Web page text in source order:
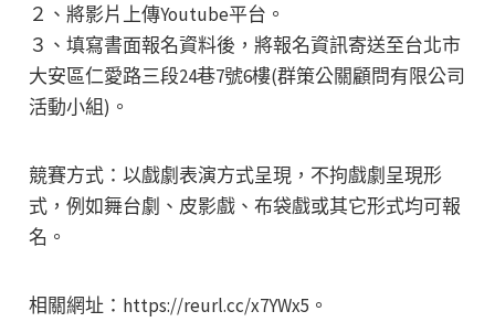
２、將影片上傳Youtube平台。
３、填寫書面報名資料後，將報名資訊寄送至台北市
大安區仁愛路三段24巷7號6樓(群策公關顧問有限公司
活動小組)。
競賽方式：以戲劇表演方式呈現，不拘戲劇呈現形
式，例如舞台劇、皮影戲、布袋戲或其它形式均可報
名。
相關網址：https://reurl.cc/x7YWx5。